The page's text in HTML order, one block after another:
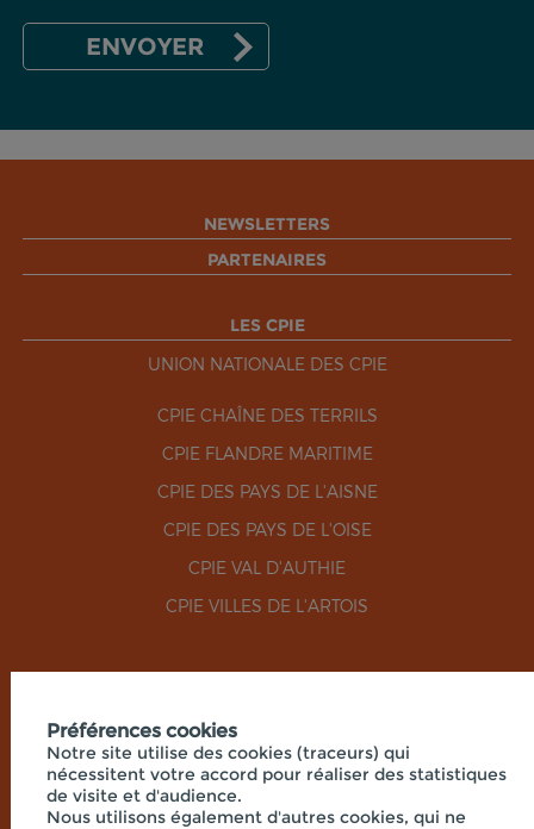
NEWSLETTERS
PARTENAIRES
LES CPIE
UNION NATIONALE DES CPIE
CPIE CHAÎNE DES TERRILS
CPIE FLANDRE MARITIME
CPIE DES PAYS DE L'AISNE
CPIE DES PAYS DE L'OISE
CPIE VAL D'AUTHIE
CPIE VILLES DE L'ARTOIS
Préférences cookies
Notre site utilise des cookies (traceurs) qui
nécessitent votre accord pour réaliser des statistiques
de visite et d'audience.
Nous utilisons également d'autres cookies, qui ne